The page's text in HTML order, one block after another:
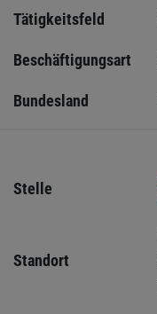
Tätigkeitsfeld
Beschäftigungsart
Bundesland
Stelle
Standort